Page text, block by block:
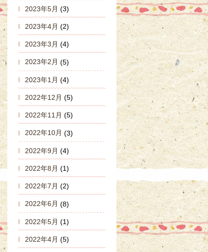
2023年5月 (3)
2023年4月 (2)
2023年3月 (4)
2023年2月 (5)
2023年1月 (4)
2022年12月 (5)
2022年11月 (5)
2022年10月 (3)
2022年9月 (4)
2022年8月 (1)
2022年7月 (2)
2022年6月 (8)
2022年5月 (1)
2022年4月 (5)